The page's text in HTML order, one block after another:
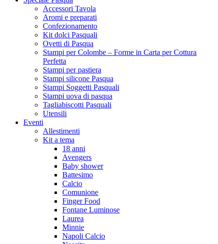
Accessori Tavola
Aromi e preparati
Confezionamento
Kit dolci Pasquali
Ovetti di Pasqua
Stampi per Colombe – Forme in Carta per Cottura
Perfetta
Stampi per pastiera
Stampi silicone Pasqua
Stampi Soggetti Pasquali
Stampi uova di pasqua
Tagliabiscotti Pasquali
Utensili
Eventi
Allestimenti
Kit a tema
18 anni
Avengers
Baby shower
Battesimo
Calcio
Comunione
Finger Food
Fontane Luminose
Laurea
Minnie
Napoli Calcio